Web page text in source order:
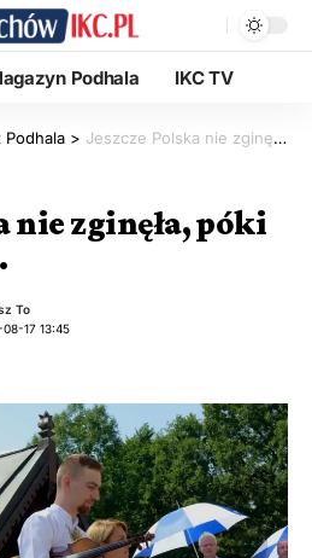
Podhala IKC TV
Podhala > Jeszcze Polska nie zginęła, póki się modlimy…
nie zginęła, póki
17 13:45